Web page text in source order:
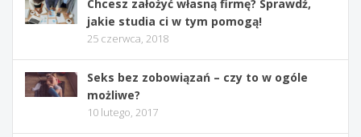
Chcesz założyć własną firmę? Sprawdź,
jakie studia ci w tym pomogą!
25 czerwca, 2018
Seks bez zobowiązań – czy to w ogóle
możliwe?
10 lutego, 2017